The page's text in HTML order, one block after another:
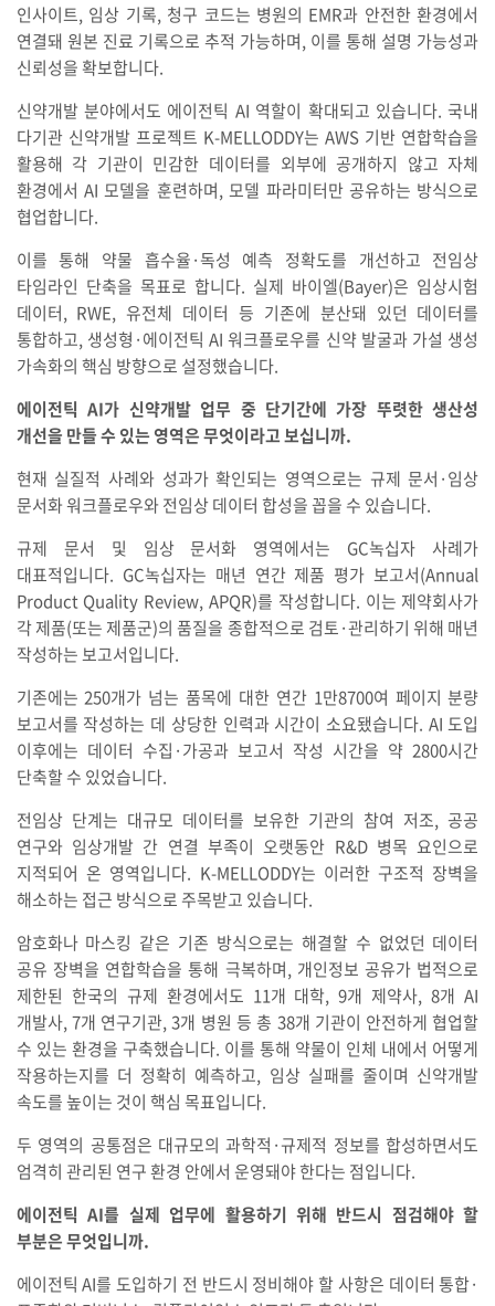
인사이트, 임상 기록, 청구 코드는 병원의 EMR과 안전한 환경에서
연결돼 원본 진료 기록으로 추적 가능하며, 이를 통해 설명 가능성과
신뢰성을 확보합니다.
신약개발 분야에서도 에이전틱 AI 역할이 확대되고 있습니다. 국내
다기관 신약개발 프로젝트 K-MELLODDY는 AWS 기반 연합학습을
활용해 각 기관이 민감한 데이터를 외부에 공개하지 않고 자체
환경에서 AI 모델을 훈련하며, 모델 파라미터만 공유하는 방식으로
협업합니다.
이를 통해 약물 흡수율·독성 예측 정확도를 개선하고 전임상
타임라인 단축을 목표로 합니다. 실제 바이엘(Bayer)은 임상시험
데이터, RWE, 유전체 데이터 등 기존에 분산돼 있던 데이터를
통합하고, 생성형·에이전틱 AI 워크플로우를 신약 발굴과 가설 생성
가속화의 핵심 방향으로 설정했습니다.
에이전틱 AI가 신약개발 업무 중 단기간에 가장 뚜렷한 생산성
개선을 만들 수 있는 영역은 무엇이라고 보십니까.
현재 실질적 사례와 성과가 확인되는 영역으로는 규제 문서·임상
문서화 워크플로우와 전임상 데이터 합성을 꼽을 수 있습니다.
규제 문서 및 임상 문서화 영역에서는 GC녹십자 사례가
대표적입니다. GC녹십자는 매년 연간 제품 평가 보고서(Annual
Product Quality Review, APQR)를 작성합니다. 이는 제약회사가
각 제품(또는 제품군)의 품질을 종합적으로 검토·관리하기 위해 매년
작성하는 보고서입니다.
기존에는 250개가 넘는 품목에 대한 연간 1만8700여 페이지 분량
보고서를 작성하는 데 상당한 인력과 시간이 소요됐습니다. AI 도입
이후에는 데이터 수집·가공과 보고서 작성 시간을 약 2800시간
단축할 수 있었습니다.
전임상 단계는 대규모 데이터를 보유한 기관의 참여 저조, 공공
연구와 임상개발 간 연결 부족이 오랫동안 R&D 병목 요인으로
지적되어 온 영역입니다. K-MELLODDY는 이러한 구조적 장벽을
해소하는 접근 방식으로 주목받고 있습니다.
암호화나 마스킹 같은 기존 방식으로는 해결할 수 없었던 데이터
공유 장벽을 연합학습을 통해 극복하며, 개인정보 공유가 법적으로
제한된 한국의 규제 환경에서도 11개 대학, 9개 제약사, 8개 AI
개발사, 7개 연구기관, 3개 병원 등 총 38개 기관이 안전하게 협업할
수 있는 환경을 구축했습니다. 이를 통해 약물이 인체 내에서 어떻게
작용하는지를 더 정확히 예측하고, 임상 실패를 줄이며 신약개발
속도를 높이는 것이 핵심 목표입니다.
두 영역의 공통점은 대규모의 과학적·규제적 정보를 합성하면서도
엄격히 관리된 연구 환경 안에서 운영돼야 한다는 점입니다.
에이전틱 AI를 실제 업무에 활용하기 위해 반드시 점검해야 할
부분은 무엇입니까.
에이전틱 AI를 도입하기 전 반드시 정비해야 할 사항은 데이터 통합·